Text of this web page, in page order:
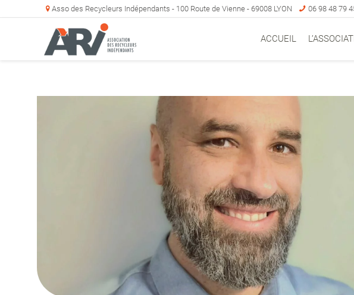
Asso des Recycleurs Indépendants - 100 Route de Vienne - 69008 LYON 06 98 48 79
ACCUEIL